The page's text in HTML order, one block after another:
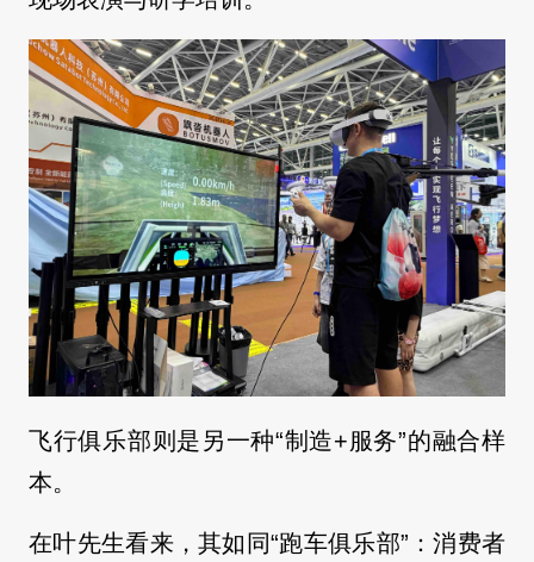
飞行俱乐部则是另一种“制造+服务”的融合样
本。
在叶先生看来，其如同“跑车俱乐部”：消费者